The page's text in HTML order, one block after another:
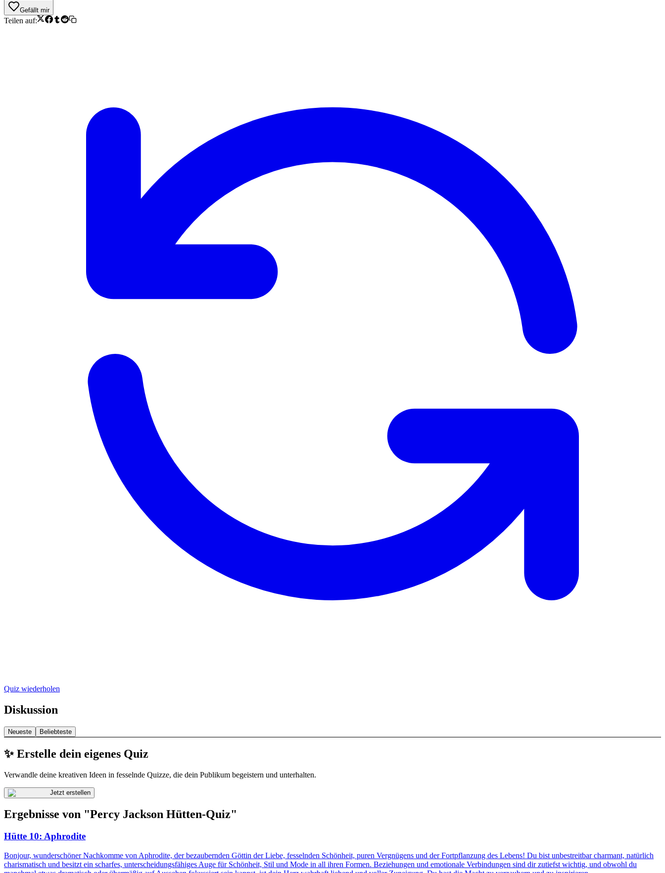
Gefällt mir
Teilen auf:
Quiz wiederholen
Diskussion
Neueste Beliebteste
✨ Erstelle dein eigenes Quiz
Verwandle deine kreativen Ideen in fesselnde Quizze, die dein Publikum begeistern und unterhalten.
Jetzt erstellen
Ergebnisse von "Percy Jackson Hütten-Quiz"
Hütte 10: Aphrodite
Bonjour, wunderschöner Nachkomme von Aphrodite, der bezaubernden Göttin der Liebe, fesselnden Schönheit, puren Vergnügens und der Fortpflanzung des Lebens! Du bist unbestreitbar charmant, natürlich
charismatisch und besitzt ein scharfes, unterscheidungsfähiges Auge für Schönheit, Stil und Mode in all ihren Formen. Beziehungen und emotionale Verbindungen sind dir zutiefst wichtig, und obwohl du